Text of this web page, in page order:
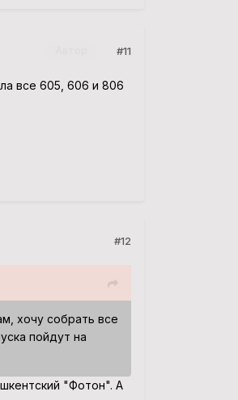
#11
все 605, 606 и 806
#12
хочу собрать все
пойдут на
"Фотон". А